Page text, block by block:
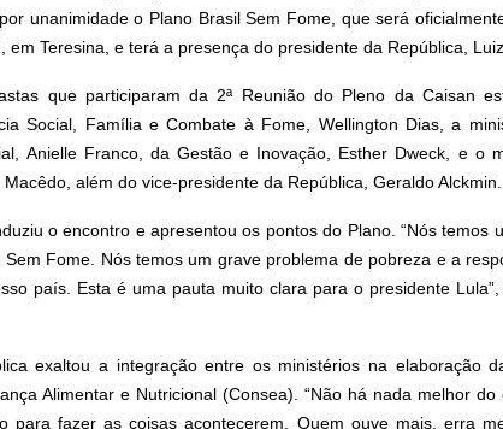
unanimidade o Plano Brasil Sem Fome, que será
Teresina, e terá a presença do presidente da República,
que participaram da 2ª Reunião do Pleno da Caisan
Social, Família e Combate à Fome, Wellington Dias, a
Anielle Franco, da Gestão e Inovação, Esther Dweck, e o
além do vice-presidente da República, Geraldo Alckmin.
o encontro e apresentou os pontos do Plano. “Nós temos
Fome. Nós temos um grave problema de pobreza e a
país. Esta é uma pauta muito clara para o presidente
exaltou a integração entre os ministérios na elaboração
Alimentar e Nutricional (Consea). “Não há nada melhor
para fazer as coisas acontecerem. Quem ouve mais, erra